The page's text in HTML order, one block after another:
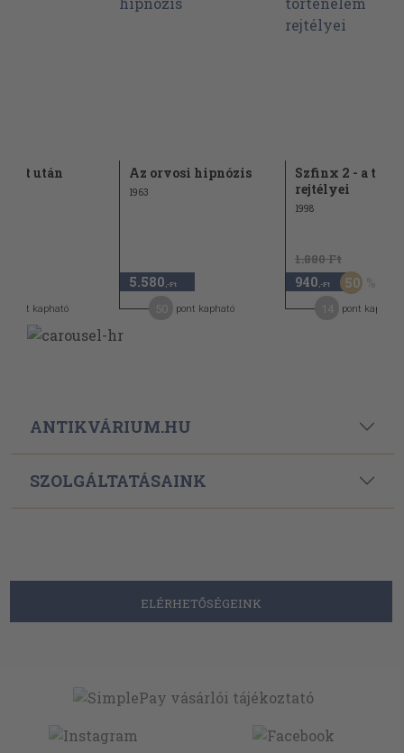
élet után
pont kapható
Az orvosi hipnózis
1963
5.580 ,-Ft
pont kapható
Szfinx 2 - a
rejtélyei
1998
1.880 Ft
940 ,-Ft 50
pont kapható
ANTIKVÁRIUM.HU
SZOLGÁLTATÁSAINK
ELÉRHETŐSÉGEINK